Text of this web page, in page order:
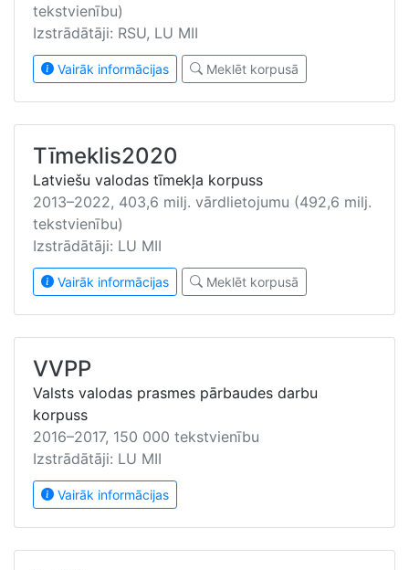
tekstvienību)
Izstrādātāji: RSU, LU MII
Vairāk informācijas Meklēt korpusā
Tīmeklis2020
Latviešu valodas tīmekļa korpuss
2013–2022, 403,6 milj. vārdlietojumu (492,6 milj.
tekstvienību)
Izstrādātāji: LU MII
Vairāk informācijas Meklēt korpusā
VVPP
Valsts valodas prasmes pārbaudes darbu
korpuss
2016–2017, 150 000 tekstvienību
Izstrādātāji: LU MII
Vairāk informācijas